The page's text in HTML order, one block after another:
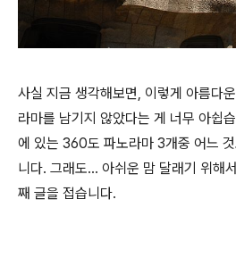
사실 지금 생각해보면, 이렇게 아름다
라마를 남기지 않았다는 게 너무 아
에 있는 360도 파노라마 3개중 어느
니다. 그래도... 아쉬운 맘 달래기 위해
째 글을 접습니다.